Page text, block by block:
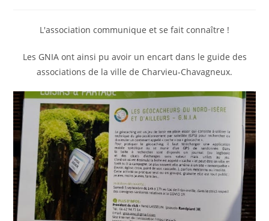
L'association communique et se fait connaître !
Les GNIA ont ainsi pu avoir un encart dans le guide des
associations de la ville de Charvieu-Chavagneux.